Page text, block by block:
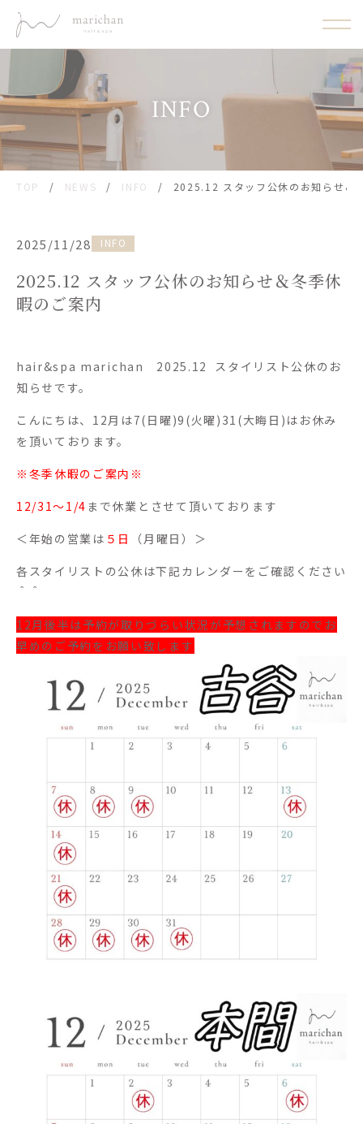
INFO
TOP / NEWS / INFO / 2025.12 スタッフ公休のお知らせ＆
2025/11/28 INFO
2025.12 スタッフ公休のお知らせ＆冬季休
暇のご案内
hair&spa marichan 2025.12
スタイリスト公休のお
知らせです。
こんにちは、12月は7(日曜)9(火曜)31(大晦日)はお休み
を頂いております。
※冬季休暇のご案内※
12/31〜1/4 まで休業とさせて頂いております
＜年始の営業は ５日
（月曜日）＞
各スタイリストの公休は下記カレンダーをご確認ください
＾＾
12月後半は予約が取りづらい状況が予想されますのでお
早めのご予約をお願い致します